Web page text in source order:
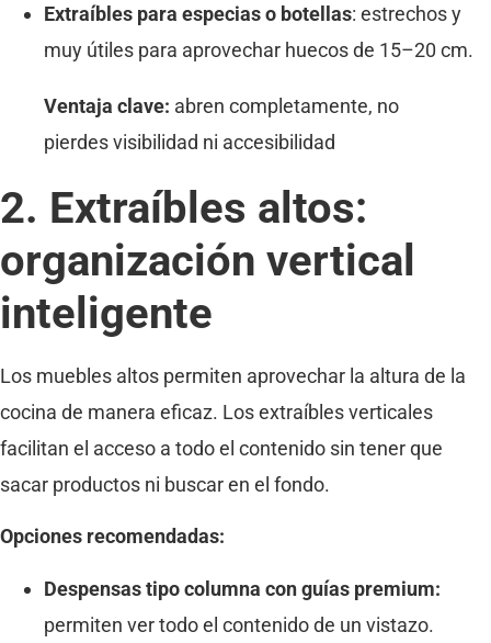
Extraíbles para especias o botellas: estrechos y
muy útiles para aprovechar huecos de 15–20 cm.
Ventaja clave: abren completamente, no
pierdes visibilidad ni accesibilidad
2. Extraíbles altos:
organización vertical
inteligente
Los muebles altos permiten aprovechar la altura de la
cocina de manera eficaz. Los extraíbles verticales
facilitan el acceso a todo el contenido sin tener que
sacar productos ni buscar en el fondo.
Opciones recomendadas:
Despensas tipo columna con guías premium:
permiten ver todo el contenido de un vistazo.